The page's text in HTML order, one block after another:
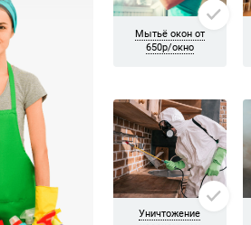
уборку. Ребята убрали всю